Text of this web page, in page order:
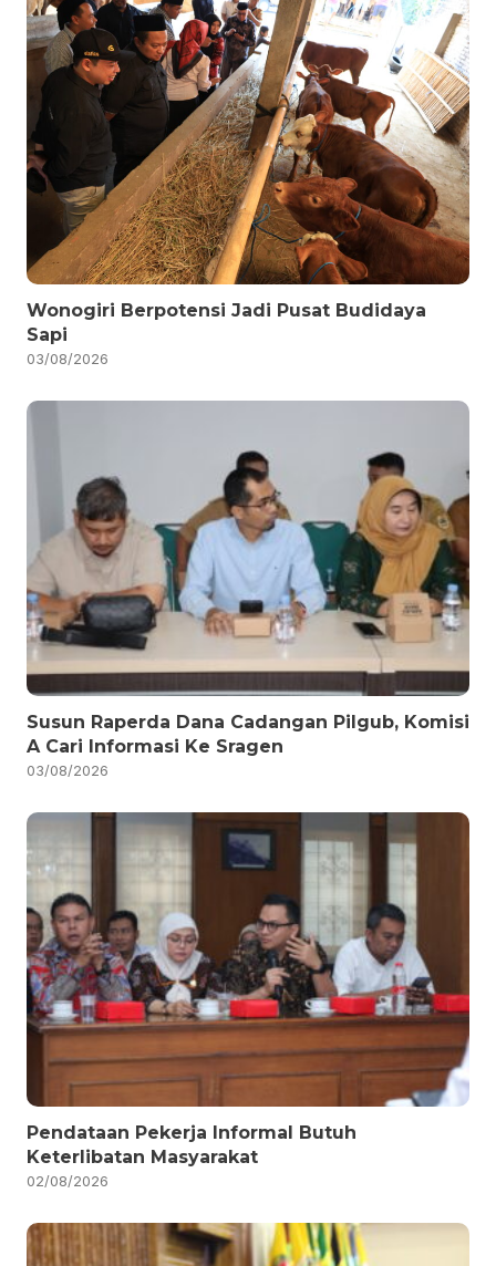
Wonogiri Berpotensi Jadi Pusat Budidaya
Sapi
03/08/2026
Susun Raperda Dana Cadangan Pilgub, Komisi
A Cari Informasi Ke Sragen
03/08/2026
Pendataan Pekerja Informal Butuh
Keterlibatan Masyarakat
02/08/2026